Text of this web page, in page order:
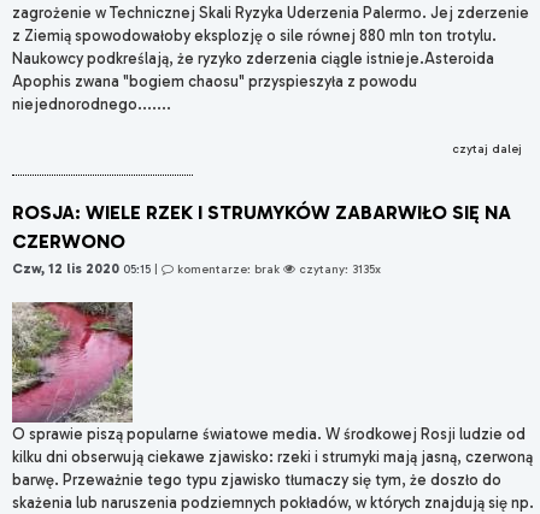
zagrożenie w Technicznej Skali Ryzyka Uderzenia Palermo. Jej zderzenie
z Ziemią spowodowałoby eksplozję o sile równej 880 mln ton trotylu.
Naukowcy podkreślają, że ryzyko zderzenia ciągle istnieje.Asteroida
Apophis zwana "bogiem chaosu" przyspieszyła z powodu
niejednorodnego.......
czytaj dalej
ROSJA: WIELE RZEK I STRUMYKÓW ZABARWIŁO SIĘ NA
CZERWONO
Czw, 12 lis 2020 05:15 | komentarze: brak czytany: 3135x
O sprawie piszą popularne światowe media. W środkowej Rosji ludzie od
kilku dni obserwują ciekawe zjawisko: rzeki i strumyki mają jasną, czerwoną
barwę. Przeważnie tego typu zjawisko tłumaczy się tym, że doszło do
skażenia lub naruszenia podziemnych pokładów, w których znajdują się np.